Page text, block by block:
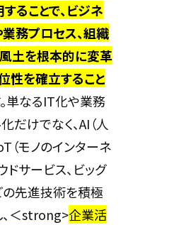
ることで、ビジネ
務プロセス、組織
土を根本的に変革
性を確立すること
単なるIT化や業務
だけでなく、AI（人
（モノのインターネ
ドサービス、ビッグ
先進技術を積極
＜strong>企業活